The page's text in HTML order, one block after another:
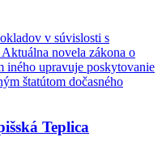
v súvislosti s
novela zákona o
iného upravuje poskytovanie
štatútom dočasného
Teplica